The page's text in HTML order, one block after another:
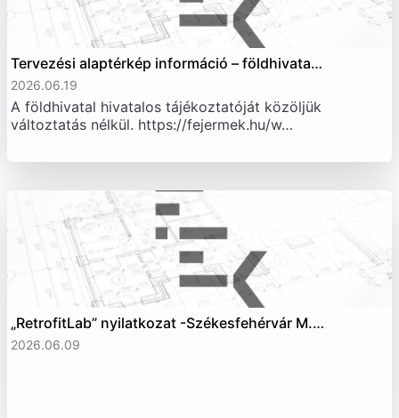
Tervezési alaptérkép információ – földhivata…
2026.06.19
A földhivatal hivatalos tájékoztatóját közöljük
változtatás nélkül. https://fejermek.hu/w…
„RetrofitLab” nyilatkozat -Székesfehérvár M.…
2026.06.09